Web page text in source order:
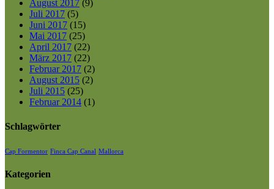
August 2017 (9)
Juli 2017 (5)
Juni 2017 (15)
Mai 2017 (25)
April 2017 (22)
März 2017 (22)
Februar 2017 (2)
August 2015 (2)
Juli 2015 (25)
Februar 2014 (1)
Schlagwörter
Cap Formentor Finca Cap Canal Mallorca
Kategorien